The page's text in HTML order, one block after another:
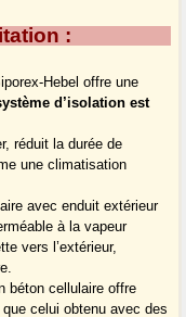
:
Hebel offre une
d’isolation est
réduit la durée de
une climatisation
avec enduit extérieur
à la vapeur
vers l’extérieur,
béton cellulaire offre
celui obtenu avec des